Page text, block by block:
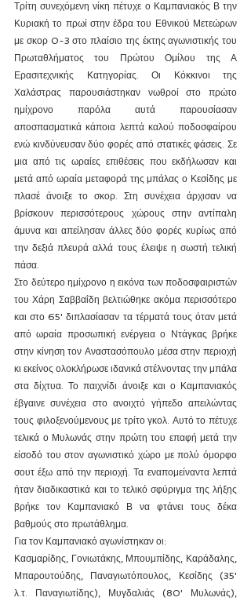
Τρίτη συνεχόμενη νίκη πέτυχε ο Καμπανιακός Β την
Κυριακή το πρωί στην έδρα του Εθνικού Μετεώρων
με σκορ 0-3 στο πλαίσιο της έκτης αγωνιστικής του
Πρωταθλήματος του Πρώτου Ομίλου της Α
Ερασιτεχνικής Κατηγορίας. Οι Κόκκινοι της
Χαλάστρας παρουσιάστηκαν νωθροί στο πρώτο
ημίχρονο παρόλα αυτά παρουσίασαν
αποσπασματικά κάποια λεπτά καλού ποδοσφαίρου
ενώ κινδύνευσαν δύο φορές από στατικές φάσεις. Σε
μια από τις ωραίες επιθέσεις που εκδήλωσαν και
μετά από ωραία μεταφορά της μπάλας ο Κεσίδης με
πλασέ άνοιξε το σκορ. Στη συνέχεια άρχισαν να
βρίσκουν περισσότερους χώρους στην αντίπαλη
άμυνα και απείλησαν άλλες δύο φορές κυρίως από
την δεξιά πλευρά αλλά τους έλειψε η σωστή τελική
πάσα.
Στο δεύτερο ημίχρονο η εικόνα των ποδοσφαιριστών
του Χάρη Σαββαΐδη βελτιώθηκε ακόμα περισσότερο
και στο 65' διπλασίασαν τα τέρματά τους όταν μετά
από ωραία προσωπική ενέργεια ο Ντάγκας βρήκε
στην κίνηση τον Αναστασόπουλο μέσα στην περιοχή
κι εκείνος ολοκλήρωσε ιδανικά στέλνοντας την μπάλα
στα δίχτυα. Το παιχνίδι άνοιξε και ο Καμπανιακός
έβγαινε συνέχεια στο ανοιχτό γήπεδο απειλώντας
τους φιλοξενούμενους με τρίτο γκολ. Αυτό το πέτυχε
τελικά ο Μυλωνάς στην πρώτη του επαφή μετά την
είσοδό του στον αγωνιστικό χώρο με πολύ όμορφο
σουτ έξω από την περιοχή. Τα εναπομείναντα λεπτά
ήταν διαδικαστικά και το τελικό σφύριγμα της λήξης
βρήκε τον Καμπανιακό Β να φτάνει τους δέκα
βαθμούς στο πρωτάθλημα.
Για τον Καμπανιακό αγωνίστηκαν οι:
Κασμαρίδης, Γονιωτάκης, Μπουμπίδης, Καράδαλης,
Μπαρουτούδης, Παναγιωτόπουλος, Κεσίδης (35'
λ.τ. Παναγιωτίδης), Μυγδαλιάς (80' Μυλωνάς),